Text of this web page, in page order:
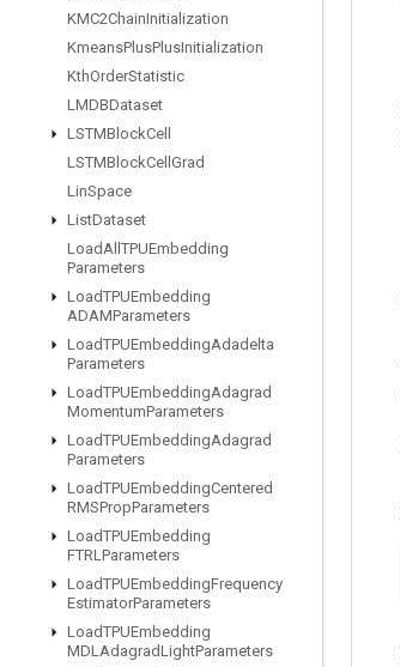
KMC2ChainInitialization
KmeansPlusPlusInitialization
KthOrderStatistic
LMDBDataset
LSTMBlockCell
LSTMBlockCell Grad
LinSpace
ListDataset
LoadAll TPUEmbedding
Parameters
LoadTPUEmbedding
ADAMParameters
LoadTPUEmbeddingAdadelta
Parameters
LoadTPUEmbeddingAdagrad
MomentumParameters
LoadTPUEmbeddingAdagrad
Parameters
LoadTPUEmbeddingCentered
RMSPropParameters
LoadTPUEmbedding
FTRLParameters
LoadTPUEmbeddingFrequency
EstimatorParameters
LoadTPUEmbedding
MDLAdagradLightParameters